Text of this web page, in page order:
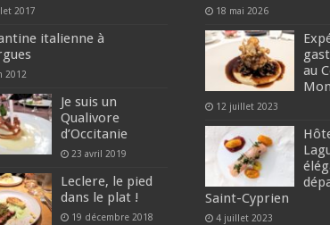
2017
italienne à
2012
Je suis un
Qualivore
d’Occitanie
23 avril 2019
Leclere, le pied
dans le plat !
19 décembre 2018
18 mai 2026
au
12 juillet 2023
Saint-Cyprien
4 juillet 2023